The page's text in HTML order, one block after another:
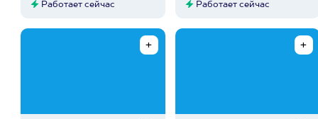
Работает сейчас Работает сейчас